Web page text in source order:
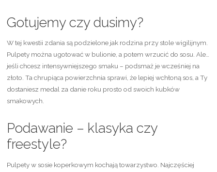
Gotujemy czy dusimy?
W tej kwestii zdania są podzielone jak rodzina przy stole wigilijnym.
Pulpety można ugotować w bulionie, a potem wrzucić do sosu. Ale…
jeśli chcesz intensywniejszego smaku – podsmaż je wcześniej na
złoto. Ta chrupiąca powierzchnia sprawi, że lepiej wchłoną sos, a Ty
dostaniesz medal za danie roku prosto od swoich kubków
smakowych.
Podawanie – klasyka czy
freestyle?
Pulpety w sosie koperkowym kochają towarzystwo. Najczęściej